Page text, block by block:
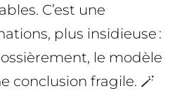
C’est une
plus insidieuse :
le modèle
conclusion fragile. 🪄